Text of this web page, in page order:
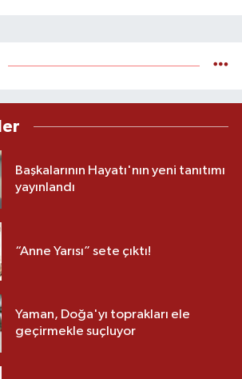
Başkalarının Hayatı'nın yeni tanıtımı
yayınlandı
“Anne Yarısı” sete çıktı!
Yaman, Doğa'yı toprakları ele
geçirmekle suçluyor